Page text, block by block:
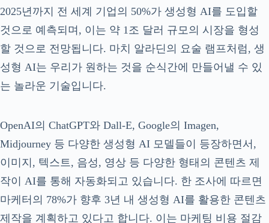
2025년까지 전 세계 기업의 50%가 생성형 AI를 도입할
것으로 예측되며, 이는 약 1조 달러 규모의 시장을 형성
할 것으로 전망됩니다. 마치 알라딘의 요술 램프처럼, 생
성형 AI는 우리가 원하는 것을 순식간에 만들어낼 수 있
는 놀라운 기술입니다.
OpenAI의 ChatGPT와 Dall-E, Google의 Imagen,
Midjourney 등 다양한 생성형 AI 모델들이 등장하면서,
이미지, 텍스트, 음성, 영상 등 다양한 형태의 콘텐츠 제
작이 AI를 통해 자동화되고 있습니다. 한 조사에 따르면
마케터의 78%가 향후 3년 내 생성형 AI를 활용한 콘텐츠
제작을 계획하고 있다고 합니다. 이는 마케팅 비용 절감